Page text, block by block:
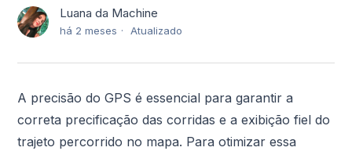
Luana da Machine
há 2 meses Atualizado
A precisão do GPS é essencial para garantir a
correta precificação das corridas e a exibição fiel do
trajeto percorrido no mapa. Para otimizar essa